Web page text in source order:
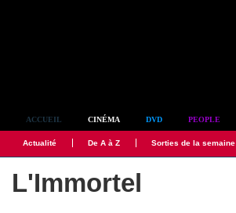
ACCUEIL CINÉMA DVD PEOPLE
Actualité De A à Z Sorties de la semaine
L'Immortel